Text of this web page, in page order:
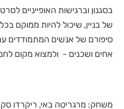
בסגנון וברגישות האופייניים
של בניין, שיכול להיות ממוקם
סיפורם של אנשים המתמודדים
אחים ושכנים - ולמצוא מקום
משחק: מרגריטה באי, ריקרדו